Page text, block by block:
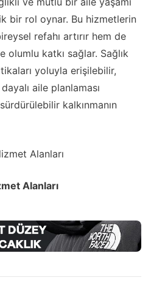
bir rol oynar. Bu hizmetlerin
refahı artırır hem de
olumlu katkı sağlar. Sağlık
yoluyla erişilebilir,
aile planlaması
kalkınmanın
Alanları